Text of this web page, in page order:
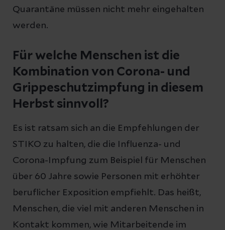
Quarantäne müssen nicht mehr eingehalten
werden.
Für welche Menschen ist die
Kombination von Corona- und
Grippeschutzimpfung in diesem
Herbst sinnvoll?
Es ist ratsam sich an die Empfehlungen der
STIKO zu halten, die die Influenza- und
Corona-Impfung zum Beispiel für Menschen
über 60 Jahre sowie Personen mit erhöhter
beruflicher Exposition empfiehlt. Das heißt,
Menschen, die viel mit anderen Menschen in
Kontakt kommen, wie Mitarbeitende im